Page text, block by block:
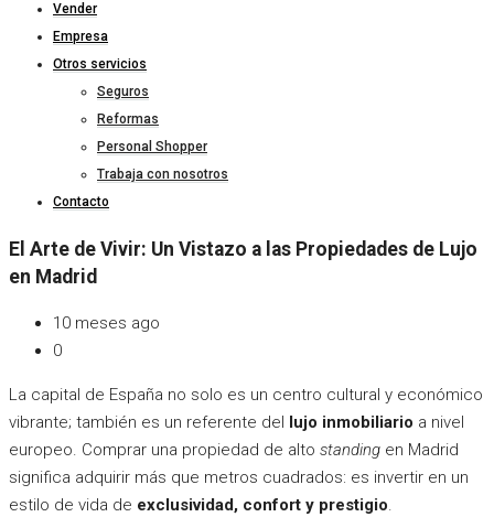
Vender
Empresa
Otros servicios
Seguros
Reformas
Personal Shopper
Trabaja con nosotros
Contacto
El Arte de Vivir: Un Vistazo a las Propiedades de Lujo
en Madrid
10 meses ago
0
La capital de España no solo es un centro cultural y económico
vibrante; también es un referente del lujo inmobiliario a nivel
europeo. Comprar una propiedad de alto standing en Madrid
significa adquirir más que metros cuadrados: es invertir en un
estilo de vida de exclusividad, confort y prestigio.